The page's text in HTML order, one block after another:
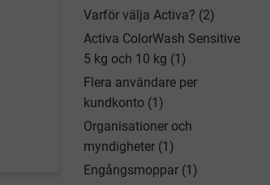
Varför välja Activa? (2)
Activa ColorWash Sensitive
5 kg och 10 kg (1)
Flera användare per
kundkonto (1)
Organisationer och
myndigheter (1)
Engångsmoppar (1)